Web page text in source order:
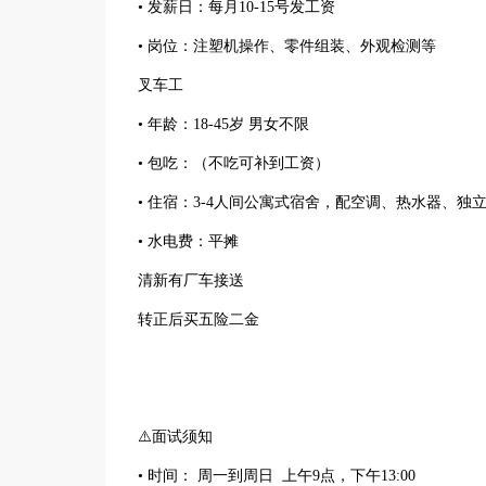
• 发薪日：每月10-15号发工资
• 岗位：注塑机操作、零件组装、外观检测等
叉车工
• 年龄：18-45岁 男女不限
• 包吃：（不吃可补到工资）
• 住宿：3-4人间公寓式宿舍，配空调、热水器、独
• 水电费：平摊
清新有厂车接送
转正后买五险二金
⚠️面试须知
• 时间： 周一到周日 上午9点，下午13:00